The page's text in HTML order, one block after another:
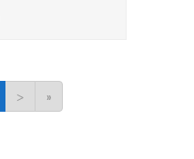
> »